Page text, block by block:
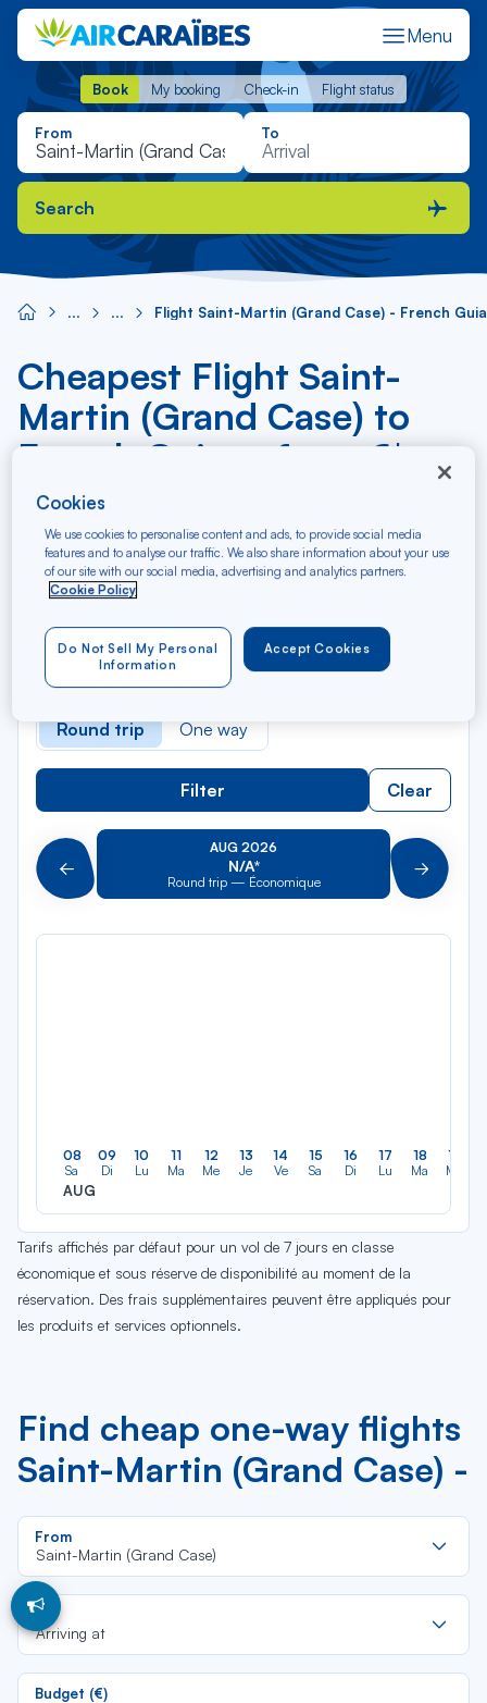
Menu
Book My booking Check-in Flight status
Book My booking Check-in Flight status
From To
Search
Flight Saint-Martin (Grand Case) - French
Cheapest Flight Saint-
Martin (Grand Case) to
French Guiana from €*
From
Saint-Martin (Grand Case)
To
Arriving at
Type of travel
Round trip One way
Filter Clear
Précédent
AUG 2026
N/A*
Round trip — Économique Suivant
08
Sa
AUG
09
Di
10
Lu
11
Ma
12
Me
13
Je
14
Ve
15
Sa
16
Di
17
Lu
18
Ma
19
Me
Tarifs affichés par défaut pour un vol de 7 jours en classe
économique et sous réserve de disponibilité au moment de la
réservation. Des frais supplémentaires peuvent être appliqués pour
les produits et services optionnels.
Find cheap one-way flights
Saint-Martin (Grand Case) -
From
Saint-Martin (Grand Case)
To
Arriving at
Budget (€)
Cookies
We use cookies to personalise content and ads, to provide social media
features and to analyse our traffic. We also share information about your use
of our site with our social media, advertising and analytics partners.
Cookie Policy
Accept Cookies
Do Not Sell My Personal
Information